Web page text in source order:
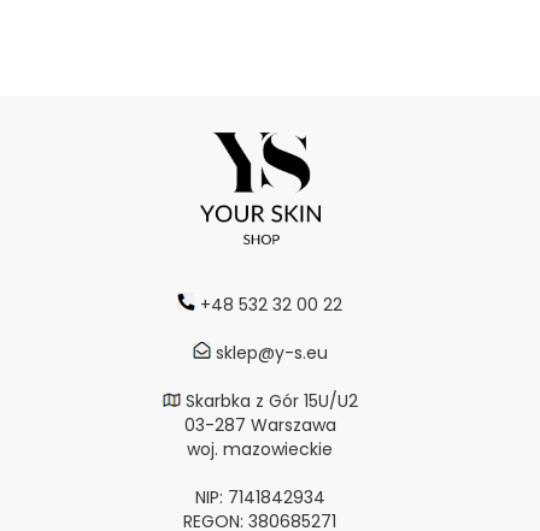
+48 532 32 00 22
sklep@y-s.eu
Skarbka z Gór 15U/U2
03-287 Warszawa
woj. mazowieckie
NIP: 7141842934
REGON: 380685271